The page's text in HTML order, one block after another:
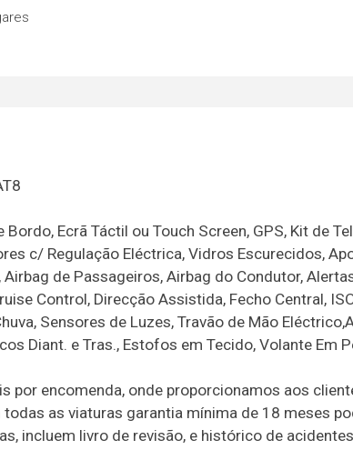
Ecrã Táctil ou Touch Screen, GPS, Kit de
c/ Regulação Eléctrica, Vidros Escurecidos,
de Passageiros, Airbag do Condutor,
Control, Direcção Assistida, Fecho Central,
Sensores de Luzes, Travão de Mão
Diant. e Tras., Estofos em Tecido, Volante Em
por encomenda, onde proporcionamos aos
as viaturas garantia mínima de 18 meses
incluem livro de revisão, e histórico de